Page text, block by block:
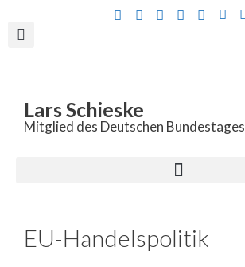
Lars Schieske
Mitglied des Deutschen Bundestages
EU-Handelspolitik